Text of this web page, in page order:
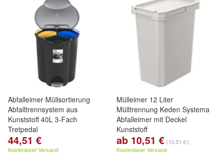
Abfalleimer Müllsortierung
Abfalltrennsystem aus
Kunststoff 40L 3-Fach
Tretpedal
44,51 €
Kostenloser Versand
Mülleimer 12 Liter
Mülltrennung Keden Systema
Abfalleimer mit Deckel
Kunststoff
ab 10,51 € (10,51 €/)
Kostenloser Versand